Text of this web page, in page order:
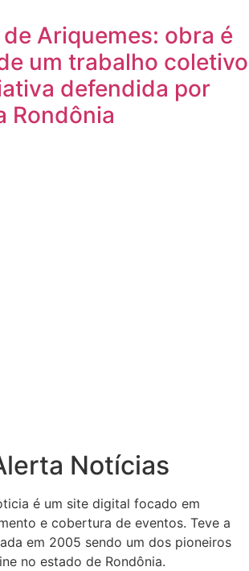
Ariquemes: obra é
um trabalho coletivo
defendida por
Rondônia
Notícias
é um site digital focado em
e cobertura de eventos. Teve a
em 2005 sendo um dos pioneiros
no estado de Rondônia.